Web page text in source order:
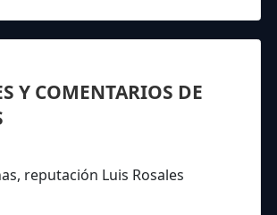
Y COMENTARIOS DE
reputación Luis Rosales